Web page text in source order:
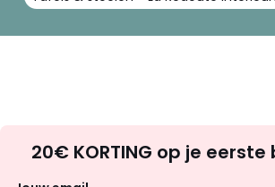
zoek
20€ KORTING op je